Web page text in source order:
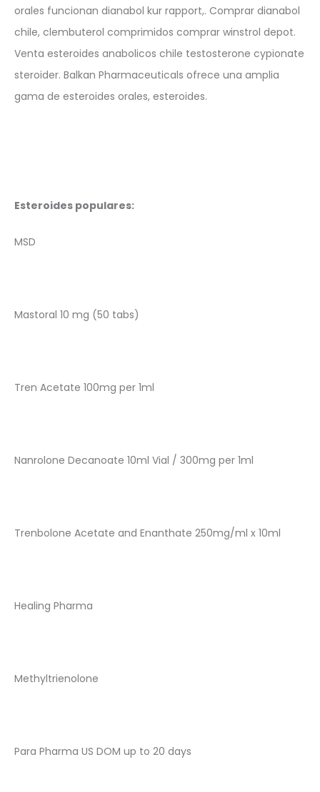
orales funcionan dianabol kur rapport,. Comprar dianabol
chile, clembuterol comprimidos comprar winstrol depot.
Venta esteroides anabolicos chile testosterone cypionate
steroider. Balkan Pharmaceuticals ofrece una amplia
gama de esteroides orales, esteroides.
Esteroides populares:
MSD
Mastoral 10 mg (50 tabs)
Tren Acetate 100mg per 1ml
Nanrolone Decanoate 10ml Vial / 300mg per 1ml
Trenbolone Acetate and Enanthate 250mg/ml x 10ml
Healing Pharma
Methyltrienolone
Para Pharma US DOM up to 20 days